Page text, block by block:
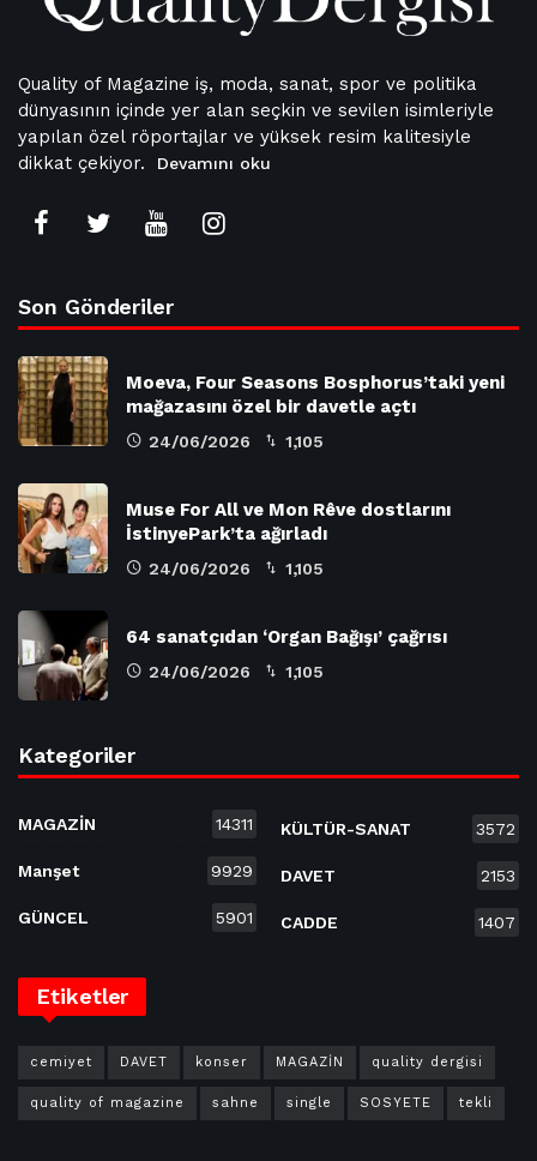
Quality of Magazine iş, moda, sanat, spor ve politika
dünyasının içinde yer alan seçkin ve sevilen isimleriyle
yapılan özel röportajlar ve yüksek resim kalitesiyle
dikkat çekiyor.
Devamını oku
Son Gönderiler
Moeva, Four Seasons Bosphorus’taki yeni
mağazasını özel bir davetle açtı
24/06/2026 1,105
Muse For All ve Mon Rêve dostlarını
İstinyePark’ta ağırladı
24/06/2026 1,105
64 sanatçıdan ‘Organ Bağışı’ çağrısı
24/06/2026 1,105
Kategoriler
MAGAZİN 14311
Manşet 9929
GÜNCEL 5901
KÜLTÜR-SANAT 3572
DAVET 2153
CADDE 1407
Etiketler
cemiyet DAVET konser MAGAZİN quality dergisi
quality of magazine sahne single SOSYETE tekli